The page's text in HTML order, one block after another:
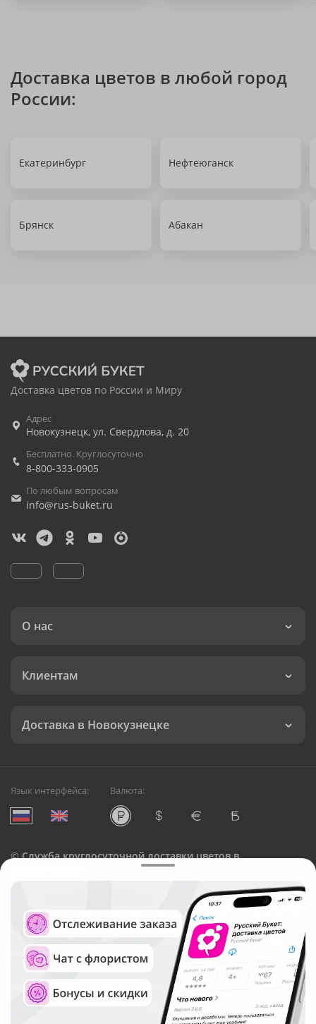
Доставка цветов в любой город
России:
Екатеринбург Нефтеюганск
Брянск Абакан
Доставка цветов по России и Миру
Адрес
Новокузнецк, ул. Свердлова, д. 20
Бесплатно. Круглосуточно
8-800-333-0905
По любым вопросам
info@rus-buket.ru
О нас
Клиентам
Доставка в Новокузнецке
Язык интерфейса: Валюта:
©Служба круглосуточной доставки цветов в
Русский Букет, 2026
Общество с ограниченной ответственностью «Технология»
ОГРН: 1195476081745, ИНН: 5410081997
Юридический адрес: г. Новосибирск, ул. Ипподромская,
д.42, оф. 3
Рейтинг Русского букета в г. Новокузнецк